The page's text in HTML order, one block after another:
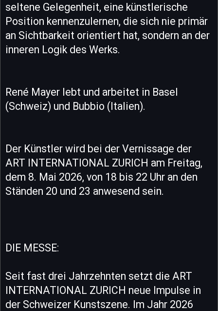
seltene Gelegenheit, eine künstlerische
Position kennenzulernen, die sich nie primär
an Sichtbarkeit orientiert hat, sondern an der
inneren Logik des Werks.
René Mayer lebt und arbeitet in Basel
(Schweiz) und Bubbio (Italien).
Der Künstler wird bei der Vernissage der
ART INTERNATIONAL ZURICH am Freitag,
dem 8. Mai 2026, von 18 bis 22 Uhr an den
Ständen 20 und 23 anwesend sein.
DIE MESSE:
Seit fast drei Jahrzehnten setzt die ART
INTERNATIONAL ZURICH neue Impulse in
der Schweizer Kunstszene. Im Jahr 2026